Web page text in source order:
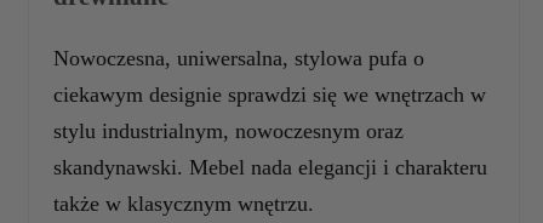
Nowoczesna, uniwersalna, stylowa pufa o
ciekawym designie sprawdzi się we wnętrzach w
stylu industrialnym, nowoczesnym oraz
skandynawski. Mebel nada elegancji i charakteru
także w klasycznym wnętrzu.